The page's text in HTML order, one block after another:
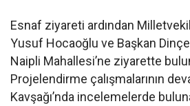
Esnaf ziyareti ardından
Yusuf Hocaoğlu ve Başkan
Naipli Mahallesi’ne ziyarette
Projelendirme çalışmalarının
Kavşağı’nda incelemelerde